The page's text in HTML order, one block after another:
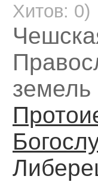
Хитов: 0)
земель